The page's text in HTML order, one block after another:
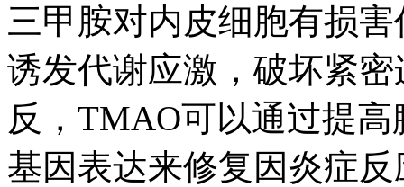
三甲胺对内皮细胞有损
诱发代谢应激，破坏紧
反，TMAO可以通过提
基因表达来修复因炎症